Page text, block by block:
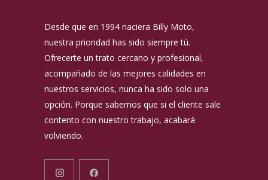
Desde que en 1994 naciera Billy Moto,
nuestra prioridad has sido siempre tú.
Ofrecerte un trato cercano y profesional,
acompañado de las mejores calidades en
nuestros servicios, nunca ha sido solo una
opción. Porque sabemos que si el cliente sale
contento con nuestro trabajo, acabará
volviendo.